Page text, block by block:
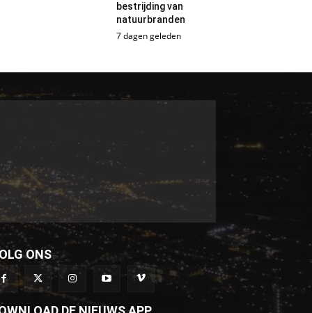
bestrijding van
natuurbranden
7 dagen geleden
ONS